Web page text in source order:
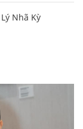
Nhã Kỳ